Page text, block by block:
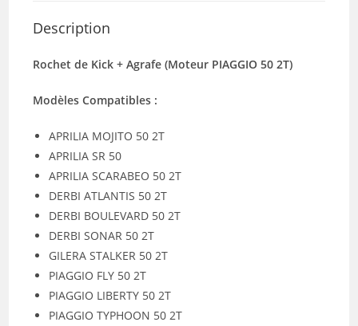
Description
Rochet de Kick + Agrafe (Moteur PIAGGIO 50 2T)
Modèles Compatibles :
APRILIA MOJITO 50 2T
APRILIA SR 50
APRILIA SCARABEO 50 2T
DERBI ATLANTIS 50 2T
DERBI BOULEVARD 50 2T
DERBI SONAR 50 2T
GILERA STALKER 50 2T
PIAGGIO FLY 50 2T
PIAGGIO LIBERTY 50 2T
PIAGGIO TYPHOON 50 2T